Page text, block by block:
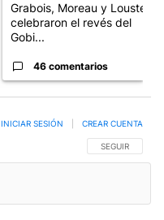
Grabois, Moreau y Lousteau
celebraron el revés del
Gobi...
46 comentarios
SIGA ESTA
SEGUIR
INICIAR SESIÓN CREAR CUENTA